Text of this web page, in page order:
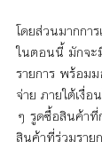
โดยส่วนมากกา
ในตอนนี้ มักจะ
รายการ พร้อม
จ่าย ภายใต้เงื่
ๆ รูดซื้อสินค้า
สินค้าที่ร่วมราย